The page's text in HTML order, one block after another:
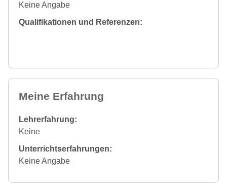
Keine Angabe
Qualifikationen und Referenzen:
Meine Erfahrung
Lehrerfahrung:
Keine
Unterrichtserfahrungen:
Keine Angabe